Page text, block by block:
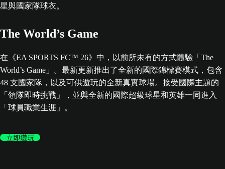
The World’s Game
在《EA SPORTS FC™ 26》中，以前所未有的方式體驗「The
World’s Game」。最新更新推出了全新的國際錦標賽模式，包含
48 支國家隊，以及可供遊玩的全新真實球場。接受國際主題的
「領隊即時挑戰」，並與全新的國際超級球星和英雄一同進入
「球員職業生涯」。
立即遊玩